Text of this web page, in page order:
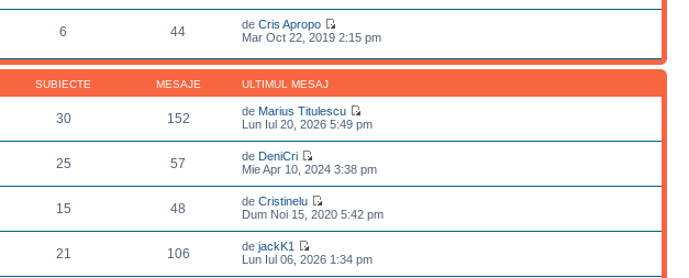
6 44 deCris Apropo
Mar Oct 22, 2019 2:15 pm
SUBIECTE MESAJE ULTIMUL MESAJ
30 152 de Marius Titulescu
Lun Iul 20, 2026 5:49 pm
25 57 de DeniCri
Mie Apr 10, 2024 3:38 pm
15 48 deCristinelu
Dum Noi 15, 2020 5:42 pm
21 106 dejackK1
Lun Iul 06, 2026 1:34 pm